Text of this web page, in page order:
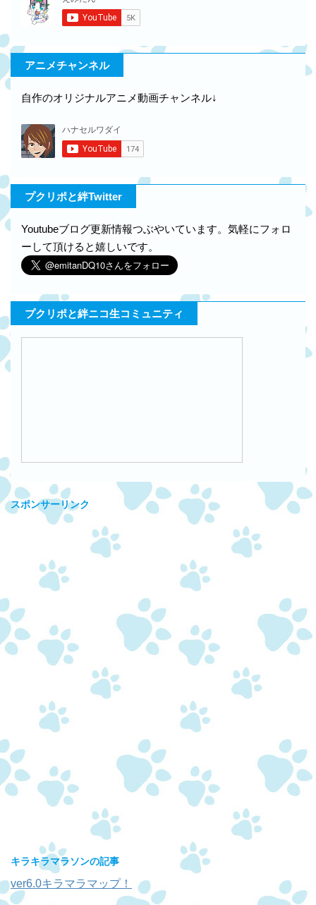
アニメチャンネル
自作のオリジナルアニメ動画チャンネル↓
プクリポと絆Twitter
Youtubeブログ更新情報つぶやいています。気軽にフォロ
ーして頂けると嬉しいです。
プクリポと絆ニコ生コミュニティ
スポンサーリンク
キラキラマラソンの記事
ver6.0キラマラマップ！